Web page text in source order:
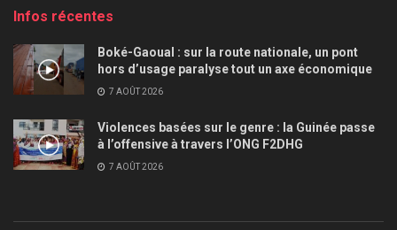
Infos récentes
Boké-Gaoual : sur la route nationale, un pont
hors d’usage paralyse tout un axe économique
7 AOÛT 2026
Violences basées sur le genre : la Guinée passe
à l’offensive à travers l’ONG F2DHG
7 AOÛT 2026